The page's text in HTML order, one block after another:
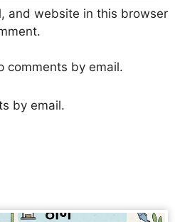
and website in this browser
comments by email.
by email.